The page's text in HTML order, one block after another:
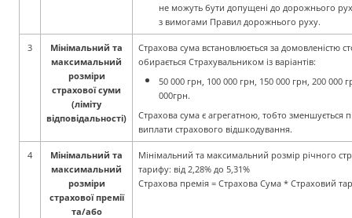
не можуть бути допущені до дорожнього
з вимогами Правил дорожнього руху.
3
Мінімальний та
максимальний
розміри
страхової суми
(ліміту
відповідальності)
Страхова сума встановлюється за домовленістю
обирається Страхувальником із варіантів:
50 000 грн, 100 000 грн, 150 000 грн, 200 000
000грн.
Страхова сума є агрегатною, тобто зменшується
виплати страхового відшкодування.
4
Мінімальний та
максимальний
розміри
страхової премії
та/або
Мінімальний та максимальний розмір річного
тарифу: від 2,28% до 5,31%
Страхова премія = Страхова Сума * Страховий